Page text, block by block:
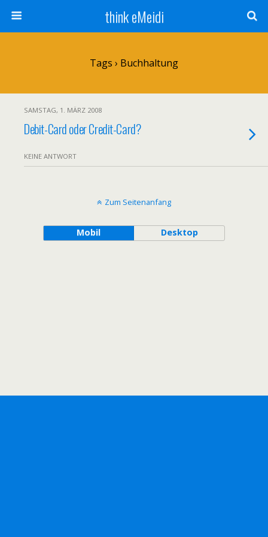
think eMeidi
Tags › Buchhaltung
SAMSTAG, 1. MÄRZ 2008
Debit-Card oder Credit-Card?
KEINE ANTWORT
Zum Seitenanfang
Mobil Desktop